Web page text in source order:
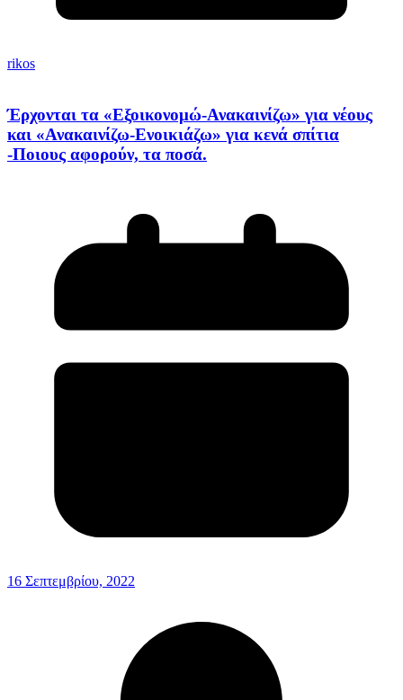
rikos
Έρχονται τα «Εξοικονομώ-Ανακαινίζω» για νέους
και «Ανακαινίζω-Ενοικιάζω» για κενά σπίτια
-Ποιους αφορούν, τα ποσά.
16 Σεπτεμβρίου, 2022